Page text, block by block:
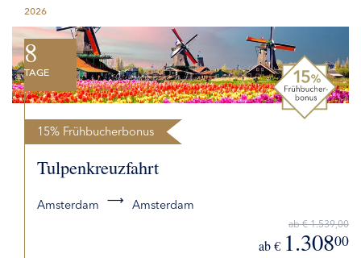
2026
8
TAGE
15% Frühbucherbonus
Tulpenkreuzfahrt
Amsterdam Amsterdam
ab € 1.539,00
ab € 1.30800